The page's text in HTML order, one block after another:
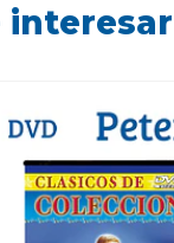
interesar